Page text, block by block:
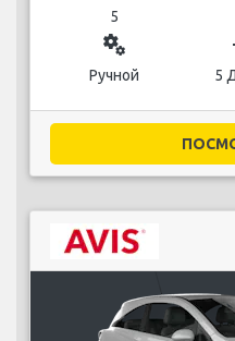
5
miscellaneous_services
Ручной 5